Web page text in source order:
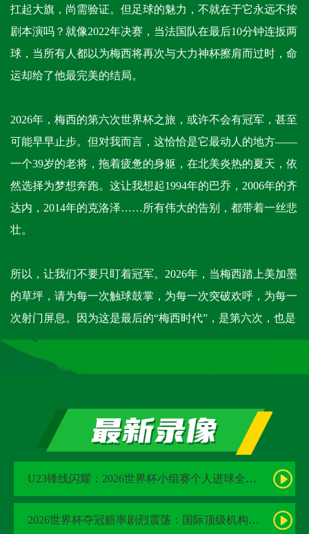
扛起大旗，尚需验证。但足球的魅力，不就在于它永远不按
剧本演吗？就像2022年决赛，当法国队在最后10分钟连扳两
球，当所有人都以为梅西将再次与大力神杯擦肩而过时，命
运却给了他最完美的结局。
2026年，梅西的第六次世界杯之旅，或许不会有冠军，甚至
可能早早止步。但对我而言，这恰恰是它最动人的地方——
一个39岁的老将，拖着疲惫的身躯，在北美炎热的夏天，依
然选择为梦想奔跑。这让我想起1994年的巴乔，2006年的齐
达内，2014年的克洛泽……所有伟大的告别，都带着一丝悲
壮。
所以，让我们不要只盯着冠军。2026年，当梅西踏上美加墨
的草坪，请为每一次触球鼓掌，为每一次突破欢呼，为每一
次射门屏息。因为这是最后的“梅西时代”，是第六次，也是
U23锋线闪耀：2026世界杯小组赛个人进球全记录
2026世界杯夺冠赔率剧烈震荡：国际顶级机构最新榜单出炉